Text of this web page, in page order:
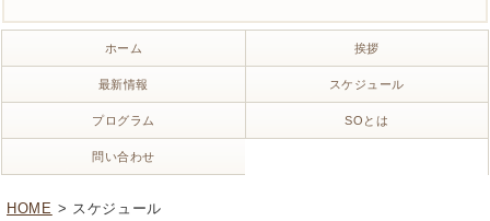
ホーム 挨拶
最新情報 スケジュール
プログラム SOとは
問い合わせ
HOME > スケジュール